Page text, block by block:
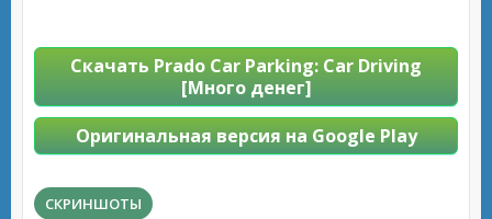
Скачать Prado Car Parking: Car Driving
[Много денег]
Оригинальная версия на Google Play
СКРИНШОТЫ